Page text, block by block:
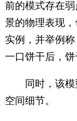
前的模式存在
景的物理表现
实例，并举例
一口饼干后，饼
同时，该模
空间细节。